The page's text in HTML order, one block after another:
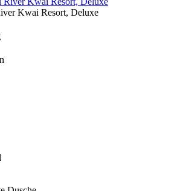
Kwai Resort, Deluxe